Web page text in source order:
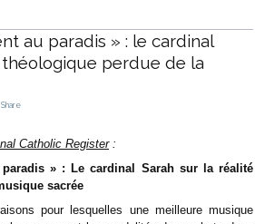
au paradis » : le cardinal
perdue de la
Share
Catholic Register:
» : Le cardinal Sarah sur la réalité
sacrée
pour lesquelles une meilleure musique